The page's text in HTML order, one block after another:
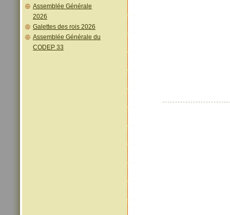
Assemblée Générale
2026
Galettes des rois 2026
Assemblée Générale du
CODEP 33